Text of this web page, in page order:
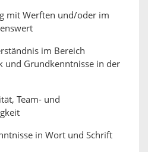
mit Werften und/oder im
im Bereich
und Grundkenntnisse in der
Team- und
in Wort und Schrift